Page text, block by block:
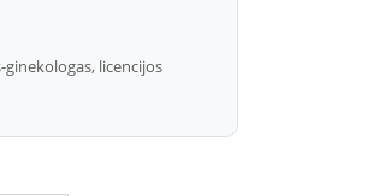
licencijos